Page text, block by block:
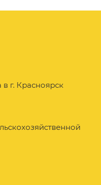
г. Красноярск